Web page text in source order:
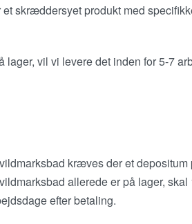
skræddersyet produkt med
vil vi levere det inden for 5-7
kræves der et
allerede er på lager,
efter betaling.